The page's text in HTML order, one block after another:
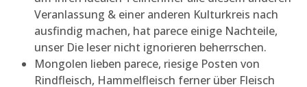
Veranlassung & einer anderen Kulturkreis nach
ausfindig machen, hat parece einige Nachteile,
unser Die leser nicht ignorieren beherrschen.
Mongolen lieben parece, riesige Posten von
Rindfleisch, Hammelfleisch ferner über Fleisch